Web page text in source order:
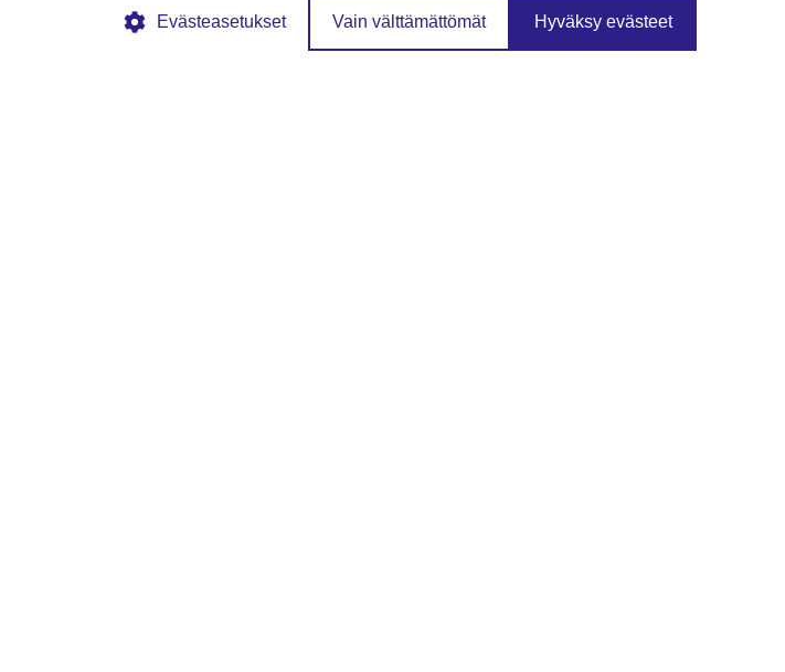
© SFS ry Tietosuojaseloste Evästekäytännöt
Evästeasetukset Vain välttämättömät Hyväksy evästeet